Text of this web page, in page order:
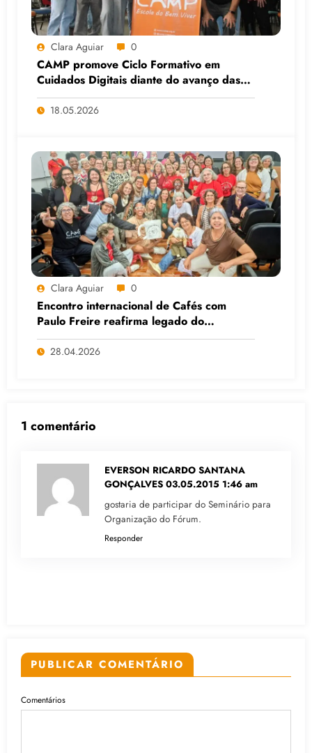
Clara Aguiar 0
CAMP promove Ciclo Formativo em
Cuidados Digitais diante do avanço das
Big Techs e da IA
18.05.2026
Clara Aguiar 0
Encontro internacional de Cafés com
Paulo Freire reafirma legado do
educador popular
28.04.2026
1 comentário
EVERSON RICARDO SANTANA
GONÇALVES 03.05.2015 1:46 am
gostaria de participar do Seminário para
Organização do Fórum.
Responder
PUBLICAR COMENTÁRIO
Comentários